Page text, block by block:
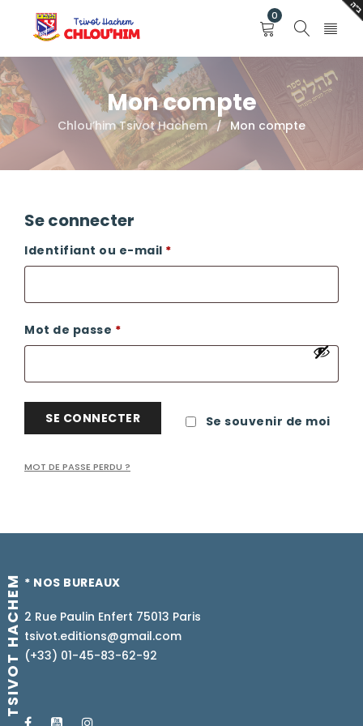
0
Mon compte
Chlou’him Tsivot Hachem / Mon compte
Se connecter
Identifiant ou e-mail *
Mot de passe *
Se souvenir de moi
SE CONNECTER
MOT DE PASSE PERDU ?
TSIVOT HACHEM * NOS BUREAUX
2 Rue Paulin Enfert 75013 Paris
tsivot.editions@gmail.com
(+33) 01-45-83-62-92